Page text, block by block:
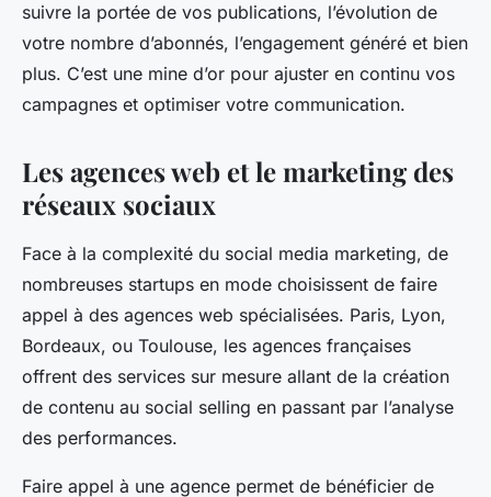
suivre la portée de vos publications, l’évolution de
votre nombre d’abonnés, l’engagement généré et bien
plus. C’est une mine d’or pour ajuster en continu vos
campagnes et optimiser votre communication.
Les agences web et le marketing des
réseaux sociaux
Face à la complexité du social media marketing, de
nombreuses startups en mode choisissent de faire
appel à des agences web spécialisées. Paris, Lyon,
Bordeaux, ou Toulouse, les agences françaises
offrent des services sur mesure allant de la création
de contenu au social selling en passant par l’analyse
des performances.
Faire appel à une agence permet de bénéficier de